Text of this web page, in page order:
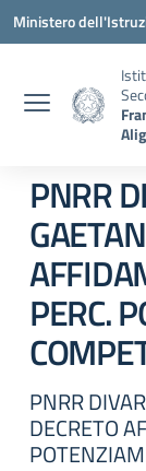
Vai ai contenuti
Vai al menu di
Vai al footer
Ministero
PNRR
PERC.
PNRR
DECRETO